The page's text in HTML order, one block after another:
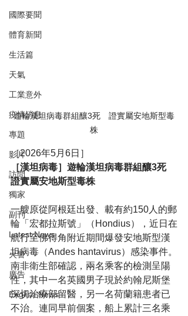
國際要聞
體育新聞
生活篇
天氣
工業意外
疫情消息
專題
影片
訪問
獨家
副刊
Latest News
火警
廣告
English News
遊輪漢坦病毒群組釀3死　證實屬安地斯型毒
株
［2026年5月6日］
［漢坦病毒］遊輪漢坦病毒群組釀3死
證實屬安地斯型毒株
一艘原從阿根廷出發、載有約150人的郵
輪「宏都拉斯號」（Hondius），近日在
航行至佛得角附近期間爆發安地斯型漢
坦病毒（Andes hantavirus）感染事件。
南非衛生部確認，兩名乘客的檢測呈陽
性，其中一名英國男子現於約翰尼斯堡
深切治療部留醫，另一名荷蘭籍患者已
不治。連同早前個案，船上累計三名乘